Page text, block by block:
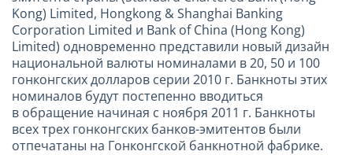
Kong) Limited, Hongkong & Shanghai Banking
Corporation Limited и Bank of China (Hong Kong)
Limited) одновременно представили новый дизайн
национальной валюты номиналами в 20, 50 и 100
гонконгских долларов серии 2010 г. Банкноты этих
номиналов будут постепенно вводиться
в обращение начиная с ноября 2011 г. Банкноты
всех трех гонконгских банков-эмитентов были
отпечатаны на Гонконгской банкнотной фабрике.